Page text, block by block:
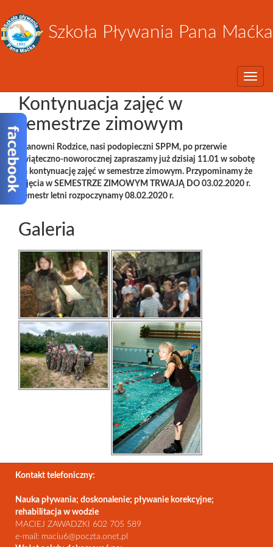
Szkoła Pływania Pana Maćka
Kontynuacja zajęć w
semestrze zimowym
Szanowni Rodzice, nasi podopieczni SPPM, po przerwie
świąteczno-noworocznej zapraszamy już dzisiaj 11.01 w sobotę
na kontynuację zajęć w semestrze zimowym. Przypominamy że
zajęcia w SEMESTRZE ZIMOWYM TRWAJĄ DO 03.02.2020 r.
Semestr letni rozpoczynamy 08.02.2020 r.
Galeria
Kontakt telefoniczny:
Nauka pływania; doskonalenie; pływanie korekcyjne;
rehabilitacja w wodzie
MACIEJ ZAWADZKI 602 705 589
e-mail: maciu6@poczta.onet.pl